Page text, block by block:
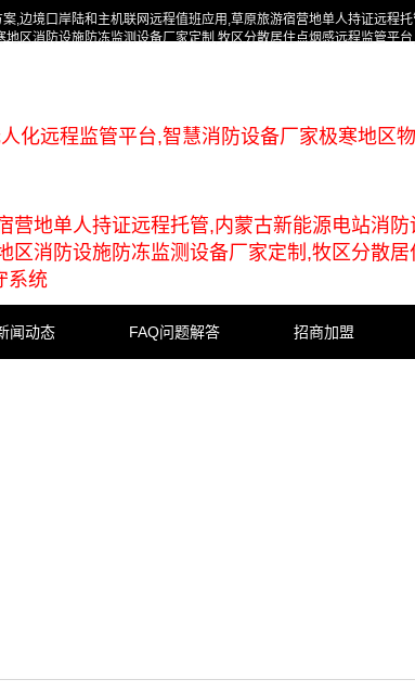
,边境口岸陆和主机联网远程值班应用,草原旅游宿营地单人持证远程
区消防设施防冻监测设备厂家定制,牧区分散居住点烟感远程监管平
化远程监管平台,智慧消防设备厂家极寒地区
营地单人持证远程托管,内蒙古新能源电站消防
区消防设施防冻监测设备厂家定制,牧区分散居
系统
闻动态 FAQ问题解答 招商加盟